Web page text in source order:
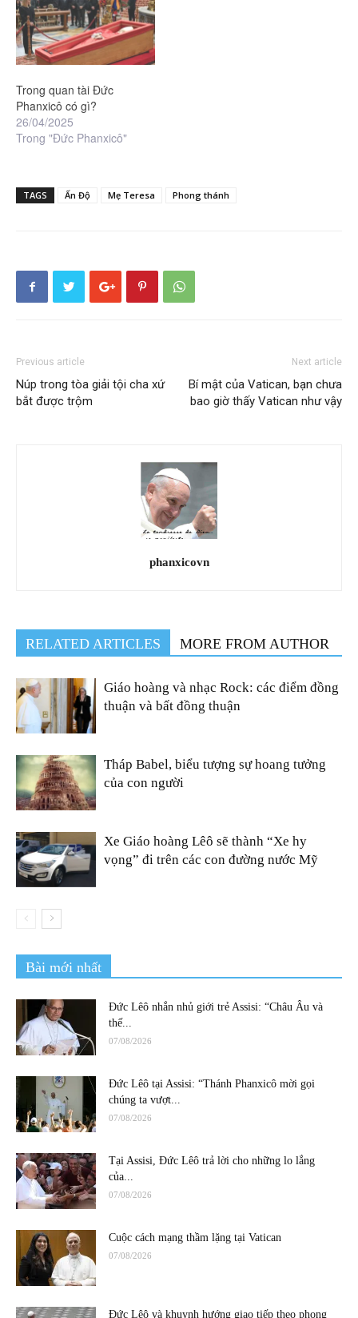
Trong quan tài Đức
Phanxicô có gì?
26/04/2025
Trong "Đức Phanxicô"
TAGS Ấn Độ Mẹ Teresa Phong thánh
Previous article
Núp trong tòa giải tội cha xứ
bắt được trộm
Next article
Bí mật của Vatican, bạn chưa
bao giờ thấy Vatican như vậy
phanxicovn
RELATED ARTICLES MORE FROM AUTHOR
Giáo hoàng và nhạc Rock: các điểm đồng
thuận và bất đồng thuận
Tháp Babel, biểu tượng sự hoang tưởng
của con người
Xe Giáo hoàng Lêô sẽ thành “Xe hy
vọng” đi trên các con đường nước Mỹ
Bài mới nhất
Đức Lêô nhắn nhủ giới trẻ Assisi: “Châu Âu và
thế...
07/08/2026
Đức Lêô tại Assisi: “Thánh Phanxicô mời gọi
chúng ta vượt...
07/08/2026
Tại Assisi, Đức Lêô trả lời cho những lo lắng
của...
07/08/2026
Cuộc cách mạng thầm lặng tại Vatican
07/08/2026
Đức Lêô và khuynh hướng giao tiếp theo phong